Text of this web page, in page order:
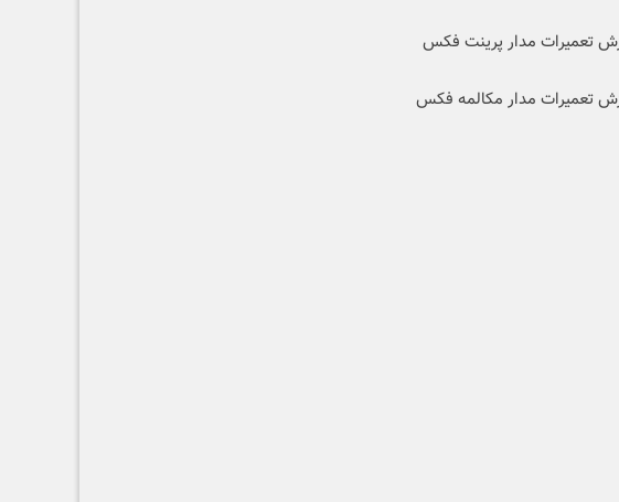
تعمیرات مدار پرینت فکس
تعمیرات مدار مکالمه فکس